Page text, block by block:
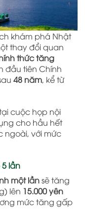
khám phá Nhật
thay đổi quan
thức tăng
đầu tiên Chính
48 năm, kể từ
cuộc họp nội
cho hầu hết
ngoài, với mức
lần
một lầnsẽ tăng
lên 15.000 yên
mức tăng gấp